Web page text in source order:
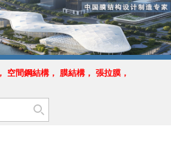
， 空間鋼結構， 膜結構，張拉膜 ，